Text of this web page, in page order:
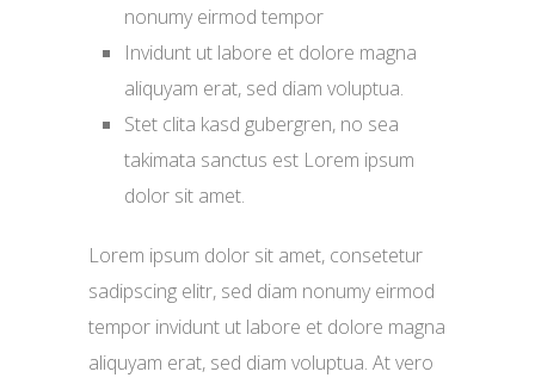
nonumy eirmod tempor
Invidunt ut labore et dolore magna
aliquyam erat, sed diam voluptua.
Stet clita kasd gubergren, no sea
takimata sanctus est Lorem ipsum
dolor sit amet.
Lorem ipsum dolor sit amet, consetetur
sadipscing elitr, sed diam nonumy eirmod
tempor invidunt ut labore et dolore magna
aliquyam erat, sed diam voluptua. At vero